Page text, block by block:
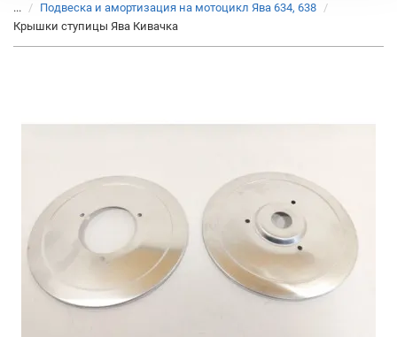
...
Подвеска и амортизация на мотоцикл Ява 634, 638
Крышки ступицы Ява Кивачка